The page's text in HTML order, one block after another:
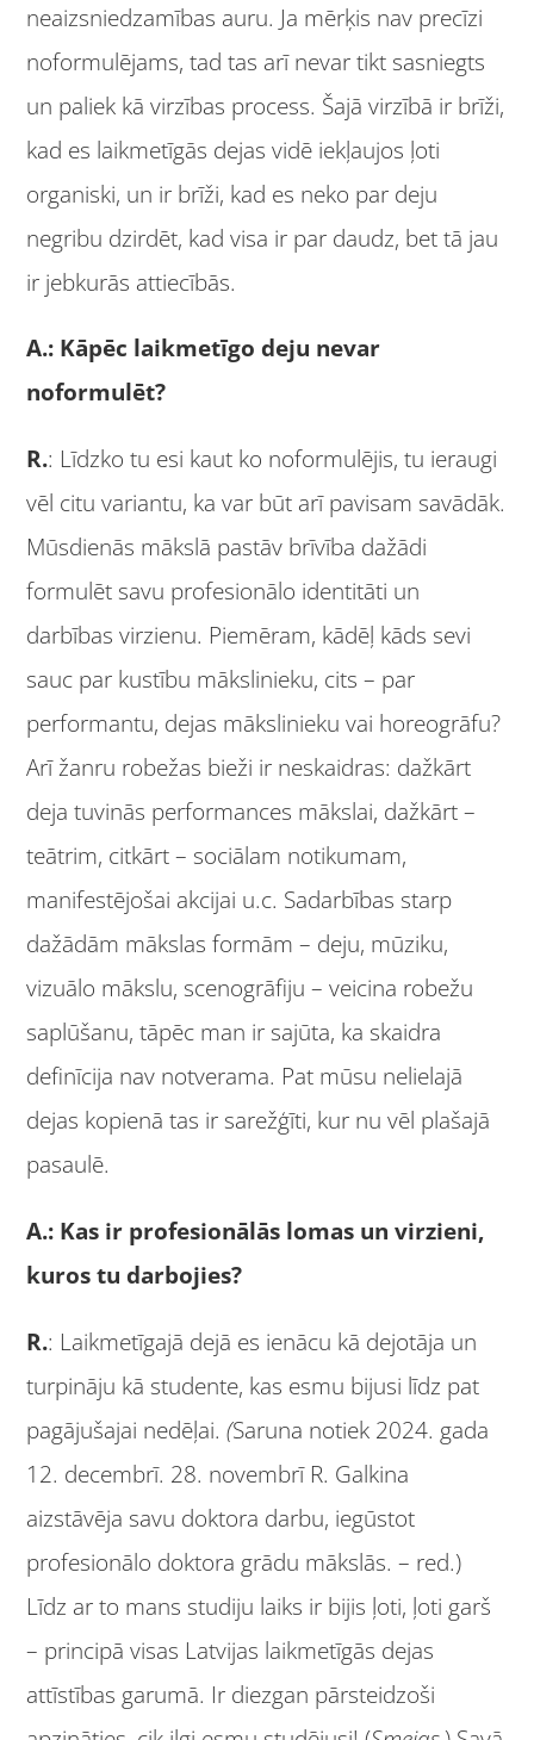
neaizsniedzamības auru. Ja mērķis nav precīzi
noformulējams, tad tas arī nevar tikt sasniegts
un paliek kā virzības process. Šajā virzībā ir brīži,
kad es laikmetīgās dejas vidē iekļaujos ļoti
organiski, un ir brīži, kad es neko par deju
negribu dzirdēt, kad visa ir par daudz, bet tā jau
ir jebkurās attiecībās.
A.: Kāpēc laikmetīgo deju nevar
noformulēt?
R.: Līdzko tu esi kaut ko noformulējis, tu ieraugi
vēl citu variantu, ka var būt arī pavisam savādāk.
Mūsdienās mākslā pastāv brīvība dažādi
formulēt savu profesionālo identitāti un
darbības virzienu. Piemēram, kādēļ kāds sevi
sauc par kustību mākslinieku, cits – par
performantu, dejas mākslinieku vai horeogrāfu?
Arī žanru robežas bieži ir neskaidras: dažkārt
deja tuvinās performances mākslai, dažkārt –
teātrim, citkārt – sociālam notikumam,
manifestējošai akcijai u.c. Sadarbības starp
dažādām mākslas formām – deju, mūziku,
vizuālo mākslu, scenogrāfiju – veicina robežu
saplūšanu, tāpēc man ir sajūta, ka skaidra
definīcija nav notverama. Pat mūsu nelielajā
dejas kopienā tas ir sarežģīti, kur nu vēl plašajā
pasaulē.
A.: Kas ir profesionālās lomas un virzieni,
kuros tu darbojies?
R.: Laikmetīgajā dejā es ienācu kā dejotāja un
turpināju kā studente, kas esmu bijusi līdz pat
pagājušajai nedēļai.(Saruna notiek 2024. gada
12. decembrī. 28. novembrī R. Galkina
aizstāvēja savu doktora darbu, iegūstot
profesionālo doktora grādu mākslās. – red.)
Līdz ar to mans studiju laiks ir bijis ļoti, ļoti garš
– principā visas Latvijas laikmetīgās dejas
attīstības garumā. Ir diezgan pārsteidzoši